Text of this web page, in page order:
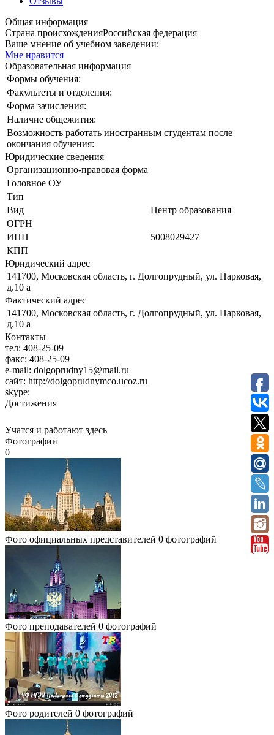
Общая информация
Страна происхожденияРоссийская федерация
Ваше мнение об учебном заведении:
Мне нравится
Образовательная информация
Формы обучения:
Факультеты и отделения:
Форма зачисления:
Наличие общежития:
Возможность работать иностранным студентам после
окончания обучения:
Юридические сведения
Организационно-правовая форма
Головное ОУ
Тип
Вид
Центр образования
ОГРН
ИНН
5008029427
КПП
Юридический адрес
141700, Московская область, г. Долгопрудный, ул. Парковая,
д.10 а
Фактический адрес
141700, Московская область, г. Долгопрудный, ул. Парковая,
д.10 а
Контакты
тел: 408-25-09
факс: 408-25-09
e-mail: dolgoprudny15@mail.ru
сайт: http://dolgoprudnymco.ucoz.ru
skype:
Достижения
Учатся и работают здесь
Фотографии
0
Фото официальных представителей 0 фотографий
Фото преподавателей 0 фотографий
Фото родителей 0 фотографий